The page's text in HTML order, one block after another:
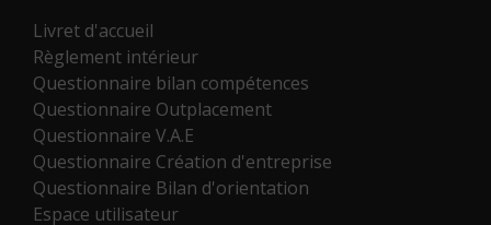
Livret d'accueil
Règlement intérieur
Questionnaire bilan compétences
Questionnaire Outplacement
Questionnaire V.A.E
Questionnaire Création d'entreprise
Questionnaire Bilan d'orientation
Espace utilisateur